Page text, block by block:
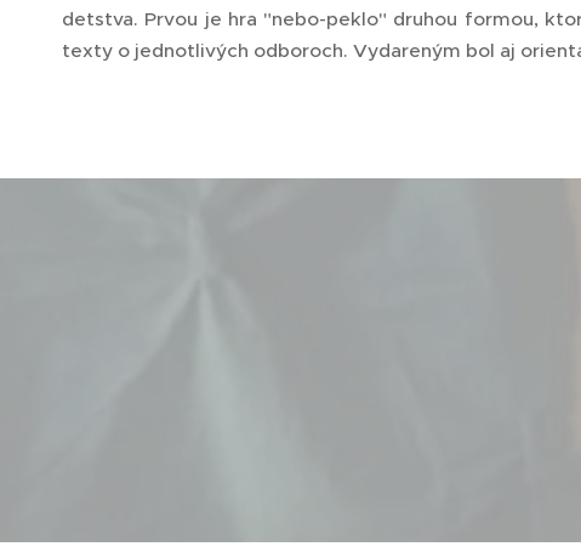
detstva. Prvou je hra "nebo-peklo" druhou formou,
texty o jednotlivých odboroch. Vydareným bol aj